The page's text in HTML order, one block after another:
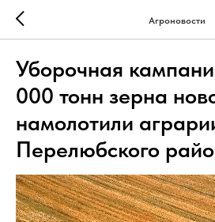
Агроновости
Уборочная
000 тонн зерна
намолотили
Перелюбского